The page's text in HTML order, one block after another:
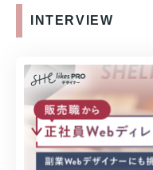
INTERVIEW